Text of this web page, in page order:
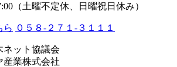
（土曜不定休、日曜祝日休み）
ら ０５８-２７１-３１１１
ネット協議会
産業株式会社